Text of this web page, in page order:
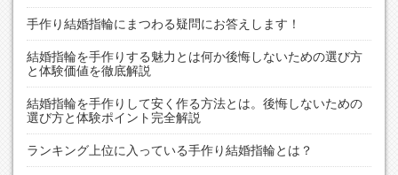
手作り結婚指輪にまつわる疑問にお答えします！
結婚指輪を手作りする魅力とは何か後悔しないための選び方
と体験価値を徹底解説
結婚指輪を手作りして安く作る方法とは。後悔しないための
選び方と体験ポイント完全解説
ランキング上位に入っている手作り結婚指輪とは？